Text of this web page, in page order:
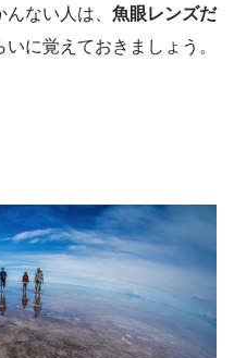
ない人は、 魚眼レンズだ
いに覚えておきましょう。